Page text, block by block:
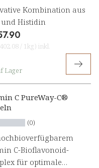
Kombination aus
Histidin
/ 1kg) inkl.
Lager
C PureWay-C®
(0)
C-Bioflavonoid-
für optimale